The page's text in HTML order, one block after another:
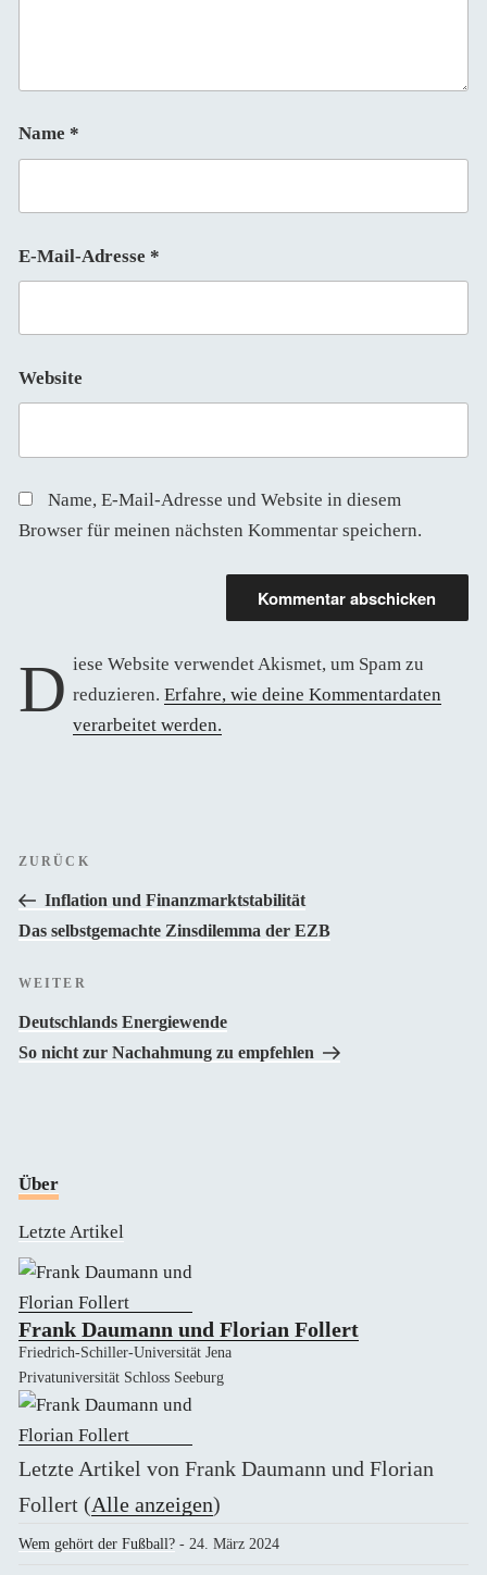
Name *
E-Mail-Adresse *
Website
Name, E-Mail-Adresse und Website in diesem
Browser für meinen nächsten Kommentar speichern.
Diese Website verwendet Akismet, um Spam zu reduzieren.Erfahre, wie deine Kommentardaten
verarbeitet werden.
Beitragsnavigation
Vorheriger
Beitrag
ZURÜCK
Inflation und Finanzmarktstabilität
Das selbstgemachte Zinsdilemma der EZB
Nächster
Beitrag
WEITER
Deutschlands Energiewende
So nicht zur Nachahmung zu empfehlen
Über
Letzte Artikel
Frank Daumann und Florian Follert
Friedrich-Schiller-Universität Jena
Privatuniversität Schloss Seeburg
Letzte Artikel von Frank Daumann und Florian
Follert (Alle anzeigen)
Wem gehört der Fußball? - 24. März 2024